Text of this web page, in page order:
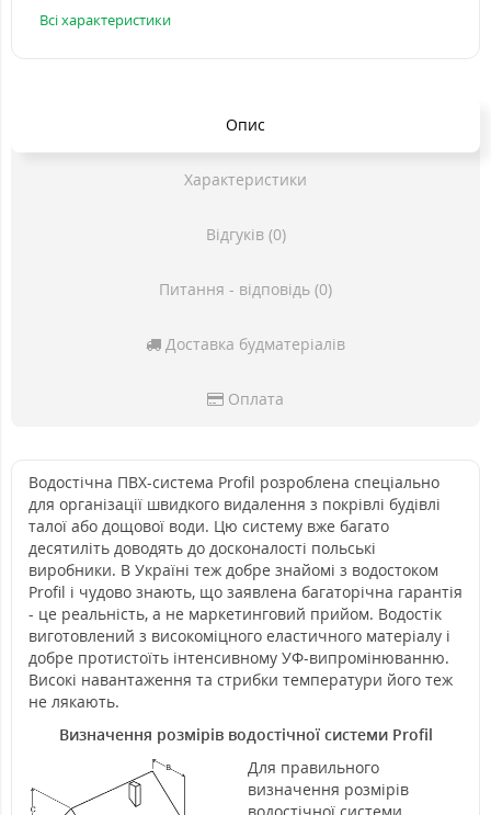
Всі характеристики
Опис
Характеристики
Відгуків (0)
Питання - відповідь (0)
Доставка будматеріалів
Оплата
Водостічна ПВХ-система Profil розроблена спеціально
для організації швидкого видалення з покрівлі будівлі
талої або дощової води. Цю систему вже багато
десятиліть доводять до досконалості польські
виробники. В Україні теж добре знайомі з водостоком
Profil і чудово знають, що заявлена багаторічна гарантія
- це реальність, а не маркетинговий прийом. Водостік
виготовлений з високоміцного еластичного матеріалу і
добре протистоїть інтенсивному УФ-випромінюванню.
Високі навантаження та стрибки температури його теж
не лякають.
Визначення розмірів водостічної системи Profil
Для правильного
визначення розмірів